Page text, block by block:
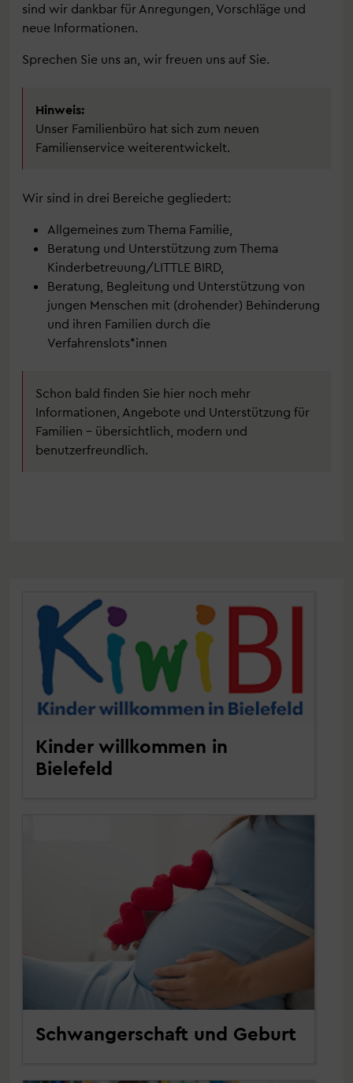
sind wir dankbar für Anregungen, Vorschläge und
neue Informationen.
Sprechen Sie uns an, wir freuen uns auf Sie.
Hinweis:
Unser Familienbüro hat sich zum neuen
Familienservice weiterentwickelt.
Wir sind in drei Bereiche gegliedert:
Allgemeines zum Thema Familie,
Beratung und Unterstützung zum Thema
Kinderbetreuung/LITTLE BIRD,
Beratung, Begleitung und Unterstützung von
jungen Menschen mit (drohender) Behinderung
und ihren Familien durch die
Verfahrenslots*innen
Schon bald finden Sie hier noch mehr
Informationen, Angebote und Unterstützung für
Familien – übersichtlich, modern und
benutzerfreundlich.
Kinder willkommen in
Bielefeld
Schwangerschaft und Geburt